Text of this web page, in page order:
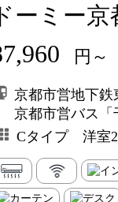
ーミー京
円～
京都市営地下鉄
京都市営バス「
Cタイプ 洋室